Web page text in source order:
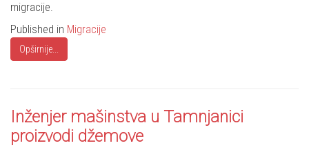
migracije.
Published in Migracije
Opširnije...
Inženjer mašinstva u Tamnjanici
proizvodi džemove